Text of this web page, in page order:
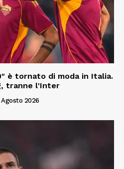
è tornato di moda in Italia.
tranne l'Inter
2026